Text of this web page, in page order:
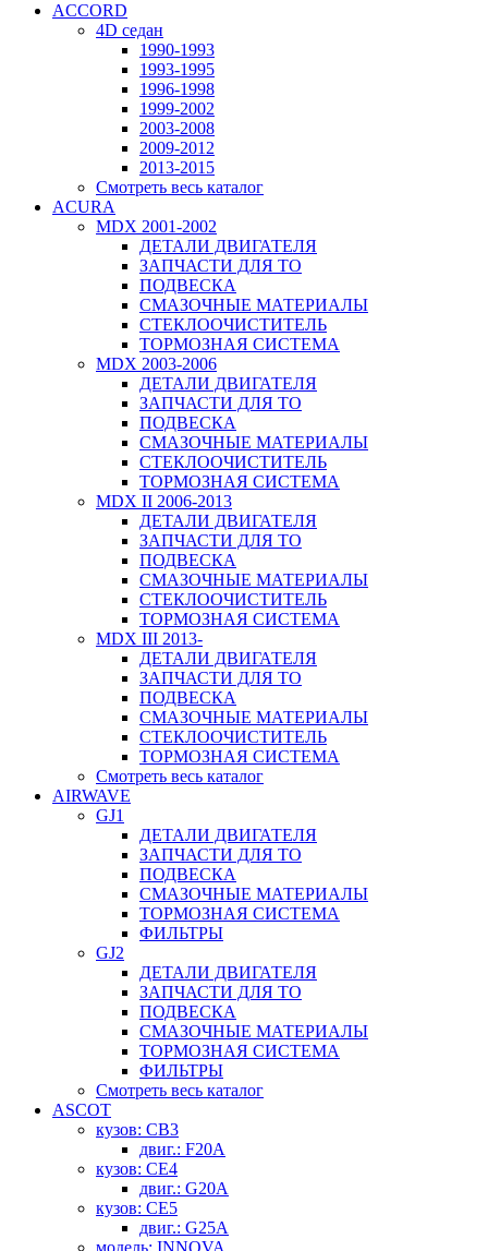
ACCORD
4D седан
1990-1993
1993-1995
1996-1998
1999-2002
2003-2008
2009-2012
2013-2015
Смотреть весь каталог
ACURA
MDX 2001-2002
ДЕТАЛИ ДВИГАТЕЛЯ
ЗАПЧАСТИ ДЛЯ ТО
ПОДВЕСКА
СМАЗОЧНЫЕ МАТЕРИАЛЫ
СТЕКЛООЧИСТИТЕЛЬ
ТОРМОЗНАЯ СИСТЕМА
MDX 2003-2006
ДЕТАЛИ ДВИГАТЕЛЯ
ЗАПЧАСТИ ДЛЯ ТО
ПОДВЕСКА
СМАЗОЧНЫЕ МАТЕРИАЛЫ
СТЕКЛООЧИСТИТЕЛЬ
ТОРМОЗНАЯ СИСТЕМА
MDX II 2006-2013
ДЕТАЛИ ДВИГАТЕЛЯ
ЗАПЧАСТИ ДЛЯ ТО
ПОДВЕСКА
СМАЗОЧНЫЕ МАТЕРИАЛЫ
СТЕКЛООЧИСТИТЕЛЬ
ТОРМОЗНАЯ СИСТЕМА
MDX III 2013-
ДЕТАЛИ ДВИГАТЕЛЯ
ЗАПЧАСТИ ДЛЯ ТО
ПОДВЕСКА
СМАЗОЧНЫЕ МАТЕРИАЛЫ
СТЕКЛООЧИСТИТЕЛЬ
ТОРМОЗНАЯ СИСТЕМА
Смотреть весь каталог
AIRWAVE
GJ1
ДЕТАЛИ ДВИГАТЕЛЯ
ЗАПЧАСТИ ДЛЯ ТО
ПОДВЕСКА
СМАЗОЧНЫЕ МАТЕРИАЛЫ
ТОРМОЗНАЯ СИСТЕМА
ФИЛЬТРЫ
GJ2
ДЕТАЛИ ДВИГАТЕЛЯ
ЗАПЧАСТИ ДЛЯ ТО
ПОДВЕСКА
СМАЗОЧНЫЕ МАТЕРИАЛЫ
ТОРМОЗНАЯ СИСТЕМА
ФИЛЬТРЫ
Смотреть весь каталог
ASCOT
кузов: CB3
двиг.: F20A
кузов: CE4
двиг.: G20A
кузов: CE5
двиг.: G25A
модель: INNOVA